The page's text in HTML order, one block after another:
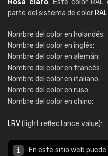
Rosa claro. Este color
parte del sistema de color
Nombre del color en holandés:
Nombre del color en inglés:
Nombre del color en alemán:
Nombre del color en francés:
Nombre del color en italiano:
Nombre del color en ruso:
Nombre del color en chino:
LRV(light reflectance value):
En este sitio web